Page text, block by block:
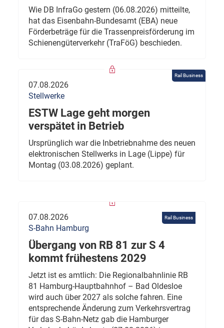
Wie DB InfraGo gestern (06.08.2026) mitteilte,
hat das Eisenbahn-Bundesamt (EBA) neue
Förderbeträge für die Trassenpreisförderung im
Schienengüterverkehr (TraFöG) beschieden.
Rail Business
07.08.2026
Stellwerke
ESTW Lage geht morgen
verspätet in Betrieb
Ursprünglich war die Inbetriebnahme des neuen
elektronischen Stellwerks in Lage (Lippe) für
Montag (03.08.2026) geplant.
Rail Business
07.08.2026
S-Bahn Hamburg
Übergang von RB 81 zur S 4
kommt frühestens 2029
Jetzt ist es amtlich: Die Regionalbahnlinie RB
81 Hamburg-Hauptbahnhof – Bad Oldesloe
wird auch über 2027 als solche fahren. Eine
entsprechende Änderung zum Verkehrsvertrag
für das S-Bahn-Netz gab die Hamburger